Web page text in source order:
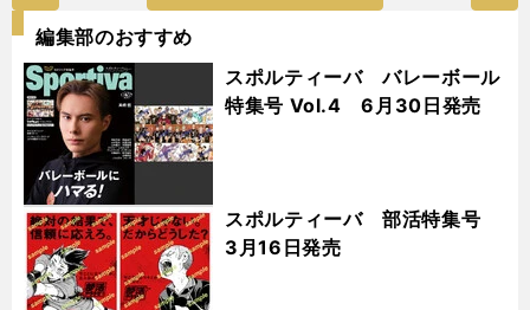
編集部のおすすめ
スポルティーバ バレーボール
特集号 Vol.4 6月30日発売
スポルティーバ 部活特集号
3月16日発売